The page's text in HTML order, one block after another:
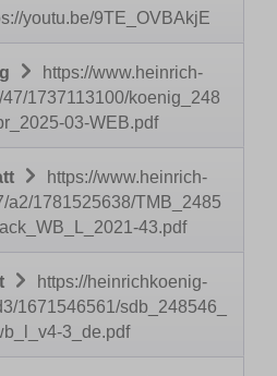
youtu.be/9TE_OVBAkjE
https://www.heinrich-
1737113100/koenig_248
03-WEB.pdf
https://www.heinrich-
a2/1781525638/TMB_2485
43.pdf
https://heinrichkoenig-
1671546561/sdb_248546_
3_de.pdf